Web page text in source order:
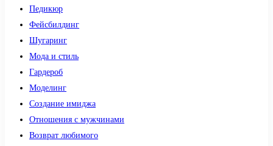
Педикюр
Фейсбилдинг
Шугаринг
Мода и стиль
Гардероб
Моделинг
Создание имиджа
Отношения с мужчинами
Возврат любимого